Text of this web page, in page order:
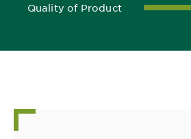
Quality of Product
5,0 out of 5 stars